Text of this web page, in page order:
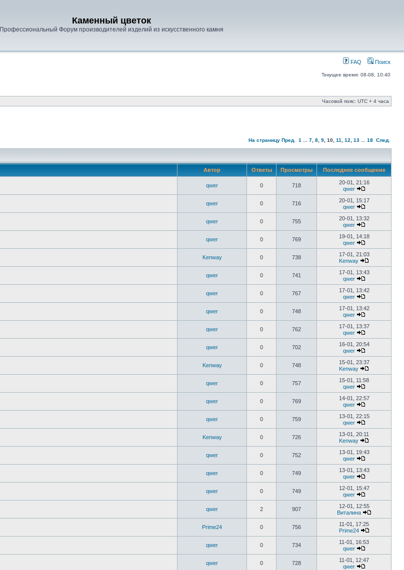
Каменный цветок
Профессиональный Форум производителей изделий из искусственного камня
FAQ Поиск
Текущее время: 08-08, 10:40
Часовой пояс: UTC + 4 часа
На страницу Пред. 1 7 8 9 10 11 12 13 18 След.
Автор Ответы Просмотры Последнее сообщение
qwer 0 718
20-01, 21:16
qwer
qwer 0 716
20-01, 15:17
qwer
qwer 0 755
20-01, 13:32
qwer
qwer 0 769
19-01, 14:18
qwer
Kenway 0 738
17-01, 21:03
Kenway
qwer 0 741
17-01, 13:43
qwer
qwer 0 767
17-01, 13:42
qwer
qwer 0 748
17-01, 13:42
qwer
qwer 0 762
17-01, 13:37
qwer
qwer 0 702
16-01, 20:54
qwer
Kenway 0 748
15-01, 23:37
Kenway
qwer 0 757
15-01, 11:58
qwer
qwer 0 769
14-01, 22:57
qwer
qwer 0 759
13-01, 22:15
qwer
Kenway 0 726
13-01, 20:11
Kenway
qwer 0 752
13-01, 19:43
qwer
qwer 0 749
13-01, 13:43
qwer
qwer 0 749
12-01, 15:47
qwer
qwer 2 907
12-01, 12:55
Виталина
Prime24 0 756
11-01, 17:25
Prime24
qwer 0 734
11-01, 16:53
qwer
qwer 0 728
11-01, 12:47
qwer